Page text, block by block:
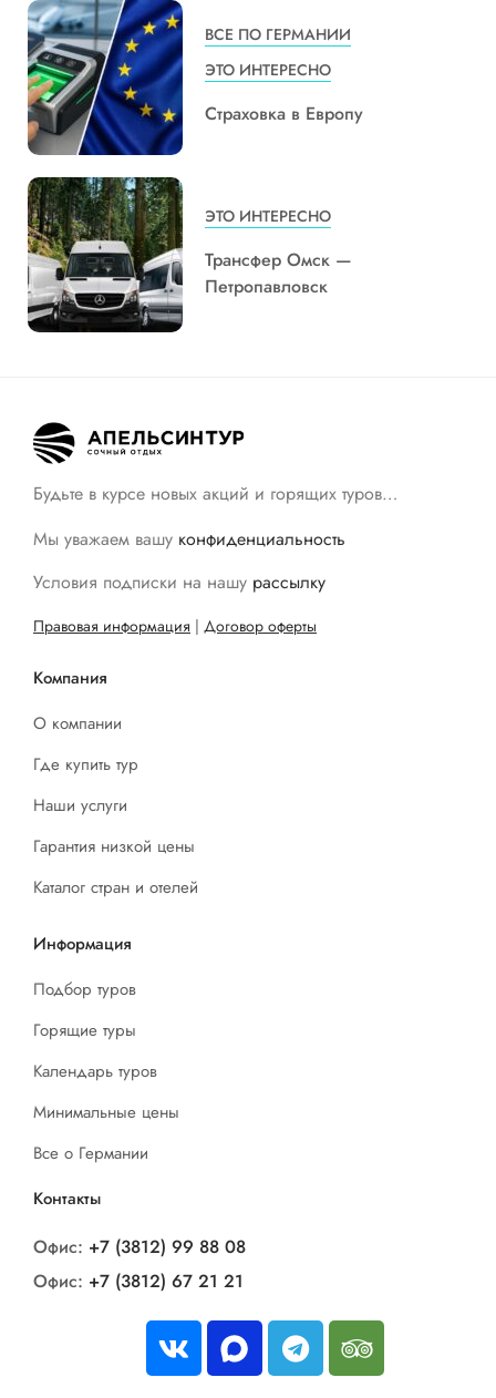
ВСЕ ПО ГЕРМАНИИ
ЭТО ИНТЕРЕСНО
Страховка в Европу
ЭТО ИНТЕРЕСНО
Трансфер Омск —
Петропавловск
Будьте в курсе новых акций и горящих туров…
Мы уважаем вашу конфиденциальность
Условия подписки на нашу рассылку
Правовая информация | Договор оферты
Компания
О компании
Где купить тур
Наши услуги
Гарантия низкой цены
Каталог стран и отелей
Информация
Подбор туров
Горящие туры
Календарь туров
Минимальные цены
Все о Германии
Контакты
Офис: +7 (3812) 99 88 08
Офис: +7 (3812) 67 21 21